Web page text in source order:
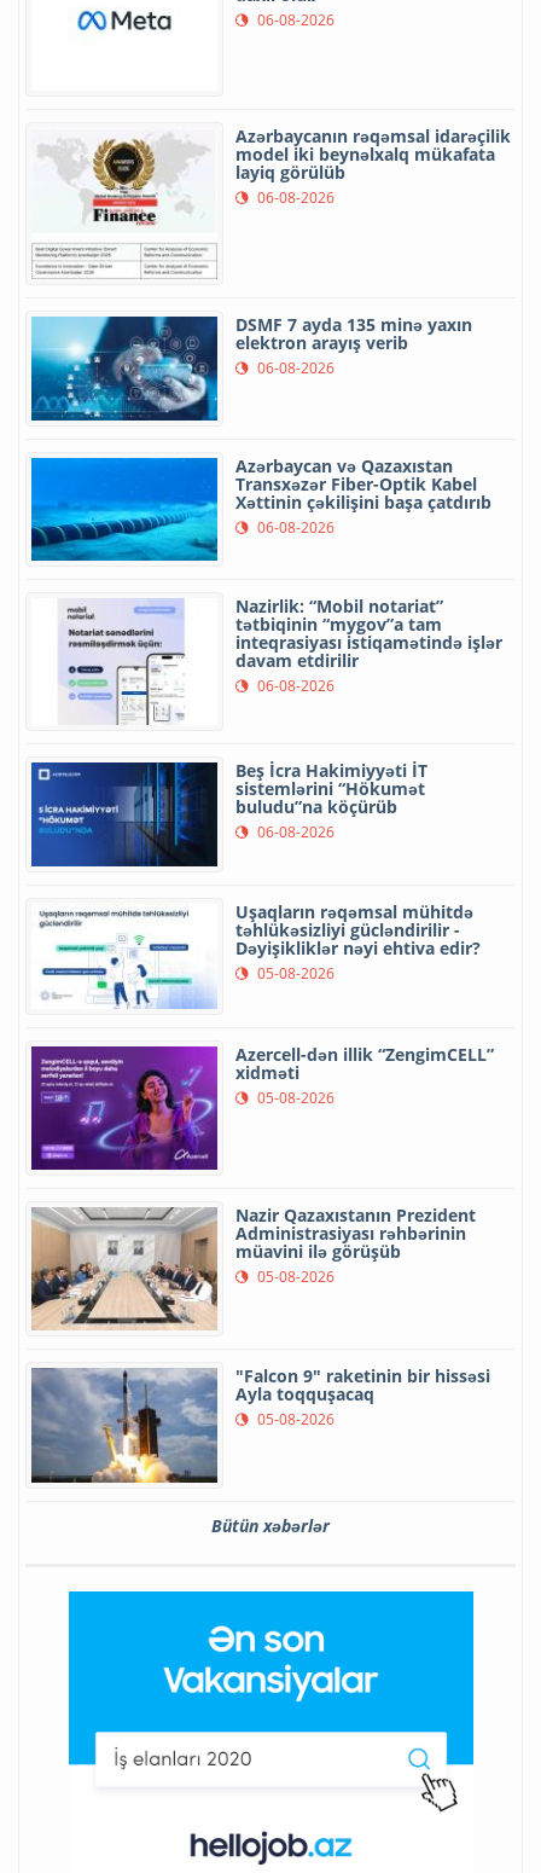
06-08-2026
Azərbaycanın rəqəmsal idarəçilik
model iki beynəlxalq mükafata
layiq görülüb
06-08-2026
DSMF 7 ayda 135 minə yaxın
elektron arayış verib
06-08-2026
Azərbaycan və Qazaxıstan
Transxəzər Fiber-Optik Kabel
Xəttinin çəkilişini başa çatdırıb
06-08-2026
Nazirlik: “Mobil notariat”
tətbiqinin “mygov”a tam
inteqrasiyası istiqamətində işlər
davam etdirilir
06-08-2026
Beş İcra Hakimiyyəti İT
sistemlərini “Hökumət
buludu”na köçürüb
06-08-2026
Uşaqların rəqəmsal mühitdə
təhlükəsizliyi gücləndirilir -
Dəyişikliklər nəyi ehtiva edir?
05-08-2026
Azercell-dən illik “ZengimCELL”
xidməti
05-08-2026
Nazir Qazaxıstanın Prezident
Administrasiyası rəhbərinin
müavini ilə görüşüb
05-08-2026
"Falcon 9" raketinin bir hissəsi
Ayla toqquşacaq
05-08-2026
Bütün xəbərlər